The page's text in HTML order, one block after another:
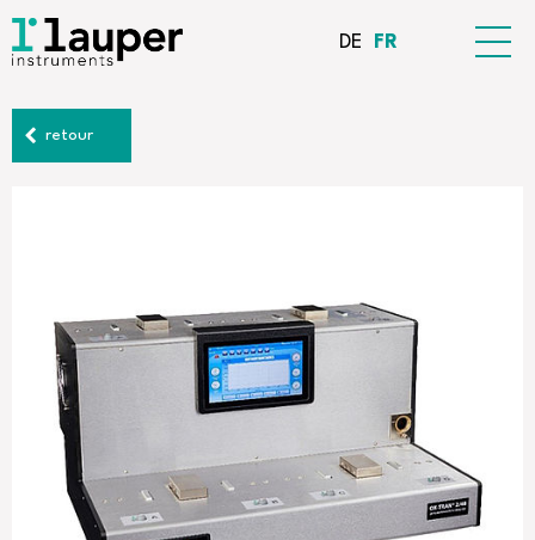
DE FR
retour